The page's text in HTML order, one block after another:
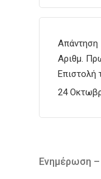
Απάντηση
Αριθμ.
Επιστολή
24
Ενημέρωση